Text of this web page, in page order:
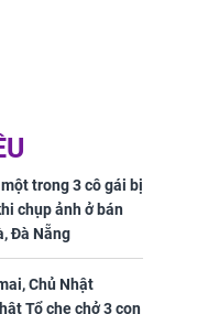
trong 3 cô gái bị
chụp ảnh ở bán
Đà Nẵng
Chủ Nhật
Tổ che chở 3 con